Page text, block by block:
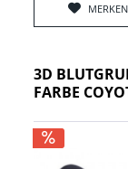
MERKEN
3D
FARBE